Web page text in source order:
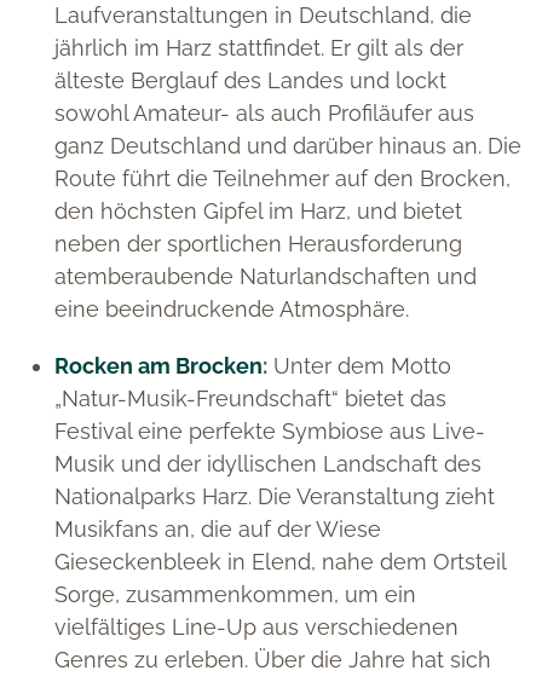
Laufveranstaltungen in Deutschland, die
jährlich im Harz stattfindet. Er gilt als der
älteste Berglauf des Landes und lockt
sowohl Amateur- als auch Profiläufer aus
ganz Deutschland und darüber hinaus an. Die
Route führt die Teilnehmer auf den Brocken,
den höchsten Gipfel im Harz, und bietet
neben der sportlichen Herausforderung
atemberaubende Naturlandschaften und
eine beeindruckende Atmosphäre.
Rocken am Brocken: Unter dem Motto
„Natur-Musik-Freundschaft“ bietet das
Festival eine perfekte Symbiose aus Live-
Musik und der idyllischen Landschaft des
Nationalparks Harz. Die Veranstaltung zieht
Musikfans an, die auf der Wiese
Gieseckenbleek in Elend, nahe dem Ortsteil
Sorge, zusammenkommen, um ein
vielfältiges Line-Up aus verschiedenen
Genres zu erleben. Über die Jahre hat sich